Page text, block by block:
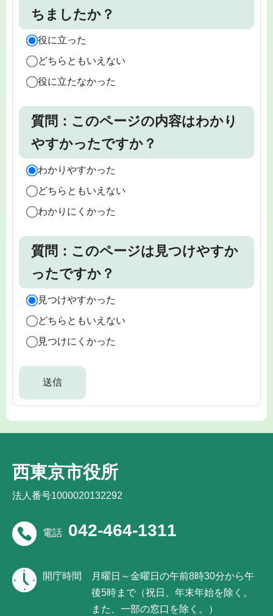
ちましたか？
役に立った
どちらともいえない
役に立たなかった
質問：このページの内容はわかり
やすかったですか？
わかりやすかった
どちらともいえない
わかりにくかった
質問：このページは見つけやすか
ったですか？
見つけやすかった
どちらともいえない
見つけにくかった
西東京市役所
法人番号1000020132292
電話 042-464-1311
開庁時間
月曜日～金曜日の午前8時30分から午
後5時まで（祝日、年末年始を除く。
また、一部の窓口を除く。）